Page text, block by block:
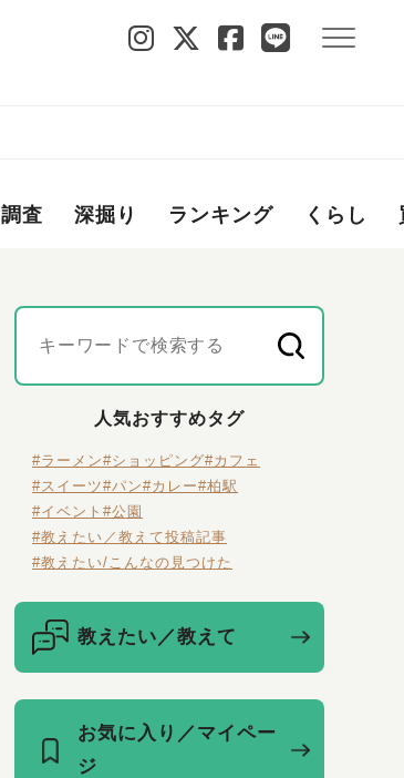
調査 深掘り ランキング くらし
人気おすすめタグ
#ラーメン#ショッピング#カフェ
#スイーツ#パン#カレー#柏駅
#イベント #公園
#教えたい／教えて投稿記事
#教えたい/こんなの見つけた
教えたい／教えて
お気に入り／マイペー
ジ